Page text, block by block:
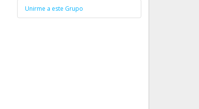
Unirme a este Grupo